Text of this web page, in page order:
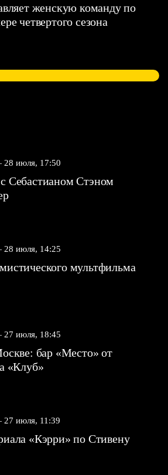
женскую команду по
четвертого сезона
28 июля, 17:50
Себастианом Стэном
28 июля, 14:25
мультфильма
27 июля, 18:45
бар «Место» от
«Клуб»
27 июля, 11:39
«Кэрри» по Стивену